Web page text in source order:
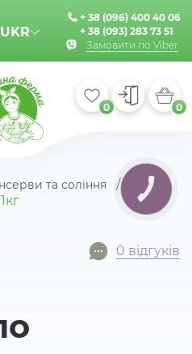
UKR
+ 38 (096) 400 40 06
+ 38 (093) 283 73 51
Замовити по Viber
0 0
та соління
0 відгуків
КНОПКА
ЗВ'ЯЗКУ